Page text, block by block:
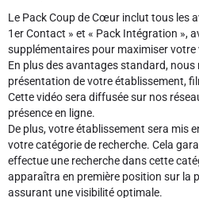
Le Pack Coup de Cœur inclut tous les
1er Contact » et « Pack Intégration »,
supplémentaires pour maximiser votre
En plus des avantages standard, nous
présentation de votre établissement,
Cette vidéo sera diffusée sur nos
présence en ligne.
De plus, votre établissement sera mis
votre catégorie de recherche. Cela
effectue une recherche dans cette
apparaîtra en première position sur la
assurant une visibilité optimale.